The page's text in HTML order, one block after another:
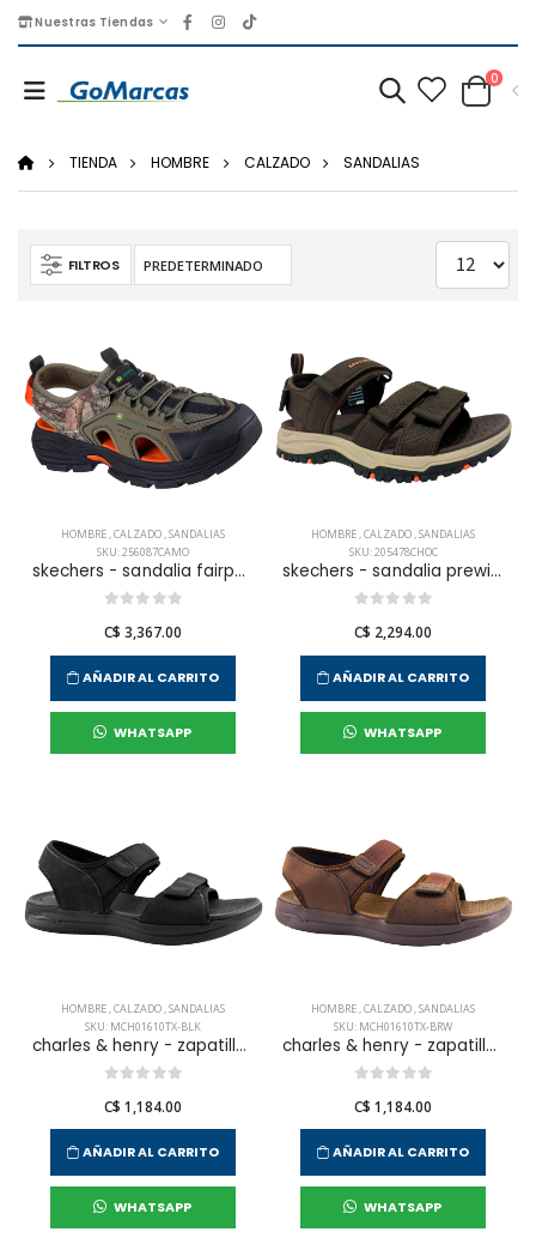
Nuestras Tiendas
0
TIENDA HOMBRE CALZADO SANDALIAS
FILTROS
HOMBRE,CALZADO,SANDALIAS
SKU: 256087CAMO
skechers - sandalia fairport para hombre
C$ 3,367.00
AÑADIR AL CARRITO
WHATSAPP
HOMBRE,CALZADO,SANDALIAS
SKU: 205478CHOC
skechers - sandalia prewitt para hombre
C$ 2,294.00
AÑADIR AL CARRITO
WHATSAPP
HOMBRE,CALZADO,SANDALIAS
SKU: MCH01610TX-BLK
charles & henry - zapatilla sandalias coco loco para hombre
C$ 1,184.00
AÑADIR AL CARRITO
WHATSAPP
HOMBRE,CALZADO,SANDALIAS
SKU: MCH01610TX-BRW
charles & henry - zapatilla sandalias coco loco para hombre
C$ 1,184.00
AÑADIR AL CARRITO
WHATSAPP